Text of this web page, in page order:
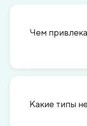
Чем
Какие типы